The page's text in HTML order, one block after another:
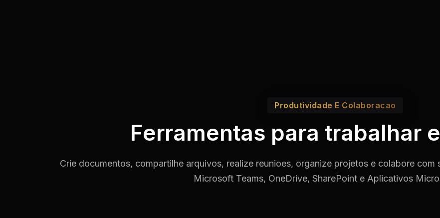
Produtividade E Colaboracao
Ferramentas para trabalhar
Crie documentos, compartilhe arquivos, realize reunioes, organize projetos e colabore
Microsoft Teams, OneDrive, SharePoint e Aplicativos